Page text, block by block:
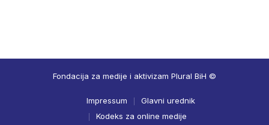
Fondacija za medije i aktivizam Plural BiH ©
Impressum
Glavni urednik
Kodeks za online medije